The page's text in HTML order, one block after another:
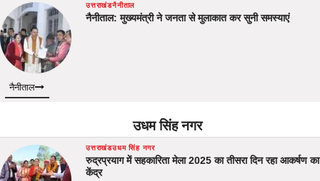
उत्तराखंडनैनीताल
नैनीताल: मुख्यमंत्री ने जनता से मुलाकात कर सुनी समस्याएं
नैनीताल
उधम सिंह नगर
उत्तराखंडउधम सिंह नगर
रुद्रप्रयाग में सहकारिता मेला 2025 का तीसरा दिन रहा आकर्षण का
केंद्र